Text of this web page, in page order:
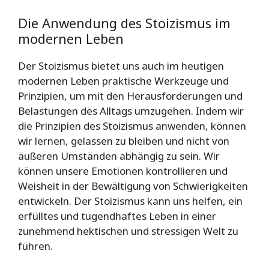
Die Anwendung des Stoizismus im
modernen Leben
Der Stoizismus bietet uns auch im heutigen
modernen Leben praktische Werkzeuge und
Prinzipien, um mit den Herausforderungen und
Belastungen des Alltags umzugehen. Indem wir
die Prinzipien des Stoizismus anwenden, können
wir lernen, gelassen zu bleiben und nicht von
äußeren Umständen abhängig zu sein. Wir
können unsere Emotionen kontrollieren und
Weisheit in der Bewältigung von Schwierigkeiten
entwickeln. Der Stoizismus kann uns helfen, ein
erfülltes und tugendhaftes Leben in einer
zunehmend hektischen und stressigen Welt zu
führen.